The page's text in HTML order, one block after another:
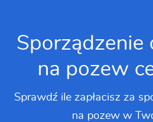
Sporządzenie
na pozew
Sprawdź ile zapłacisz za
na pozew w